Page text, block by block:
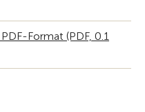
Format (PDF, 0.1